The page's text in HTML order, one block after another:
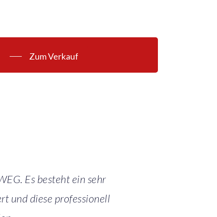
Zum Verkauf
Es besteht ein sehr
und diese professionell